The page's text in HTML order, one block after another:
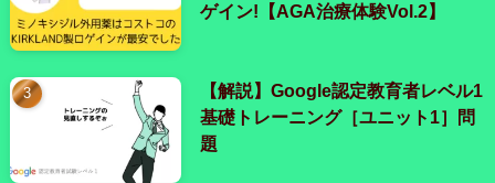
ゲイン!【AGA治療体験Vol.2】
【解説】Google認定教育者レベル1
基礎トレーニング［ユニット1］問
題